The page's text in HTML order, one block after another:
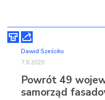
Dawid Sześciło
7.8.2020
Powrót 49
samorząd